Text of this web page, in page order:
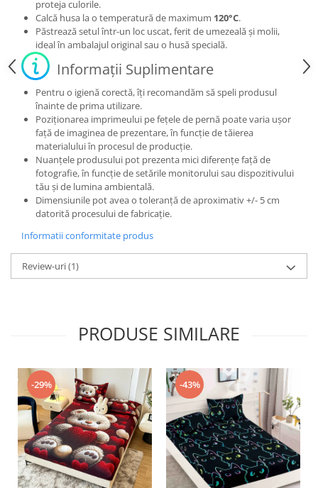
proteja culorile.
Calcă husa la o temperatură de maximum 120°C.
Păstrează setul într-un loc uscat, ferit de umezeală și molii,
ideal în ambalajul original sau o husă specială.
Informații Suplimentare
Pentru o igienă corectă, îți recomandăm să speli produsul
înainte de prima utilizare.
Poziționarea imprimeului pe fețele de pernă poate varia ușor
față de imaginea de prezentare, în funcție de tăierea
materialului în procesul de producție.
Nuanțele produsului pot prezenta mici diferențe față de
fotografie, în funcție de setările monitorului sau dispozitivului
tău și de lumina ambientală.
Dimensiunile pot avea o toleranță de aproximativ +/- 5 cm
datorită procesului de fabricație.
Informatii conformitate produs
Review-uri(1)
PRODUSE SIMILARE
-29% -43%